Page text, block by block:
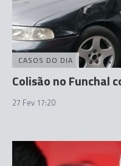
CASOS DO DIA
Colisão no Funchal
27 Fev 17:20